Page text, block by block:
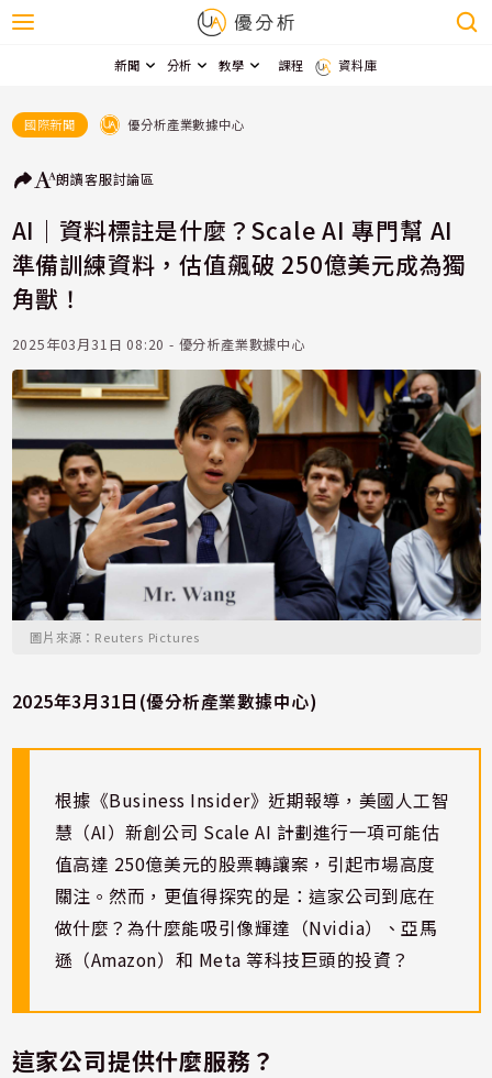
新聞 分析 教學 課程 資料庫
國際新聞 優分析產業數據中心
朗讀客服討論區
AI｜資料標註是什麼？Scale AI 專門幫 AI
準備訓練資料，估值飆破 250億美元成為獨
角獸！
2025年03月31日 08:20 - 優分析產業數據中心
圖片來源：Reuters Pictures
2025年3月31日(優分析產業數據中心)
根據《Business Insider》近期報導，美國人工智
慧（AI）新創公司 Scale AI 計劃進行一項可能估
值高達 250億美元的股票轉讓案，引起市場高度
關注。然而，更值得探究的是：這家公司到底在
做什麼？為什麼能吸引像輝達（Nvidia）、亞馬
遜（Amazon）和 Meta 等科技巨頭的投資？
這家公司提供什麼服務？